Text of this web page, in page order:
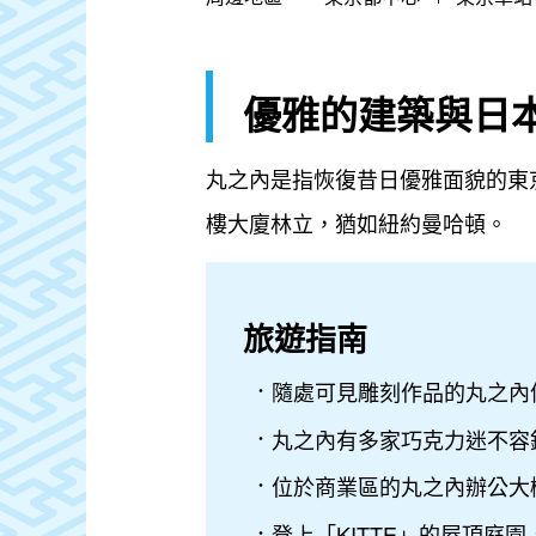
優雅的建築與日
丸之內是指恢復昔日優雅面貌的
樓大廈林立，猶如紐約曼哈頓。
旅遊指南
隨處可見雕刻作品的丸之
丸之內有多家巧克力迷不
位於商業區的丸之內辦公